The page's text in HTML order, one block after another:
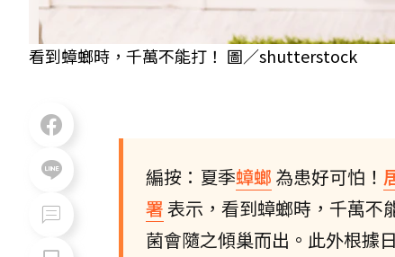
看到蟑螂時，千萬不能打！ 圖／shutterstock
編按：夏季蟑螂 為患好可怕！
署表示，看到蟑螂時，千萬不
菌會隨之傾巢而出。此外根據